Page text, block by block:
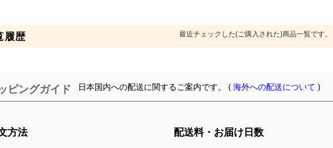
履歴 最近チェックした(ご購入された)商品一覧です。
ピングガイド 日本国内への配送に関するご案内です。 (海外への配送について )
方法 配送料・お届け日数